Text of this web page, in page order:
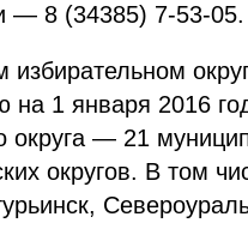
— 8 (34385) 7-53-05.
избирательном
на 1 января 2016
округа — 21
округов. В том